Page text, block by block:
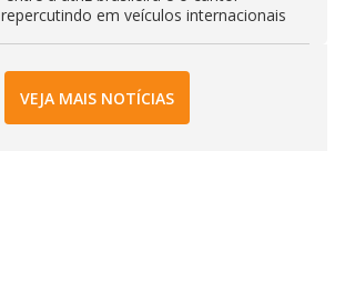
em veículos internacionais
VEJA MAIS NOTÍCIAS